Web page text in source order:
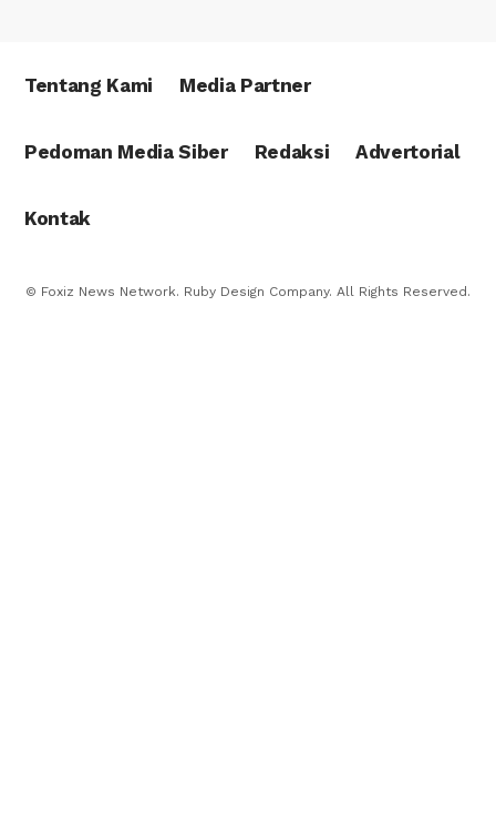
Tentang Kami Media Partner
Pedoman Media Siber Redaksi Advertorial
Kontak
© Foxiz News Network. Ruby Design Company. All Rights Reserved.